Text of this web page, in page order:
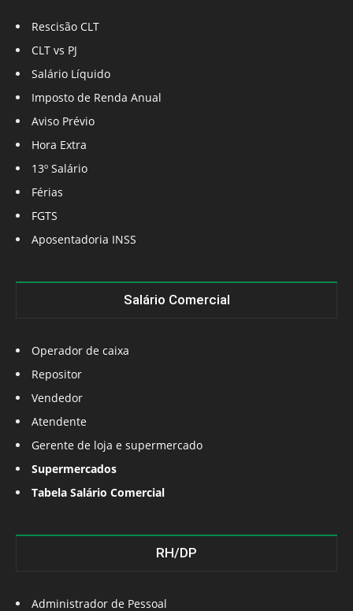
Rescisão CLT
CLT vs PJ
Salário Líquido
Imposto de Renda Anual
Aviso Prévio
Hora Extra
13º Salário
Férias
FGTS
Aposentadoria INSS
Salário Comercial
Operador de caixa
Repositor
Vendedor
Atendente
Gerente de loja e supermercado
Supermercados
Tabela Salário Comercial
RH/DP
Administrador de Pessoal